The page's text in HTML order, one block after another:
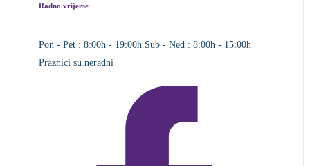
Radno vrijeme
Pon - Pet : 8:00h - 19:00h Sub - Ned : 8:00h - 15:00h
Praznici su neradni